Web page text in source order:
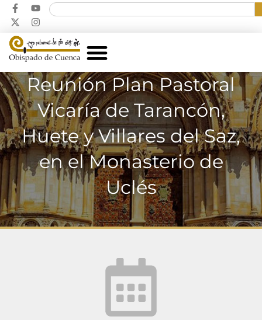
Reunión Plan Pastoral
Vicaría de Tarancón,
Huete y Villares del Saz,
en el Monasterio de
Uclés